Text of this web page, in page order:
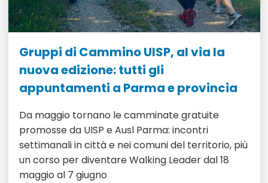
Gruppi di Cammino UISP, al via la
nuova edizione: tutti gli
appuntamenti a Parma e provincia
Da maggio tornano le camminate gratuite
promosse da UISP e Ausl Parma: incontri
settimanali in città e nei comuni del territorio, più
un corso per diventare Walking Leader dal 18
maggio al 7 giugno